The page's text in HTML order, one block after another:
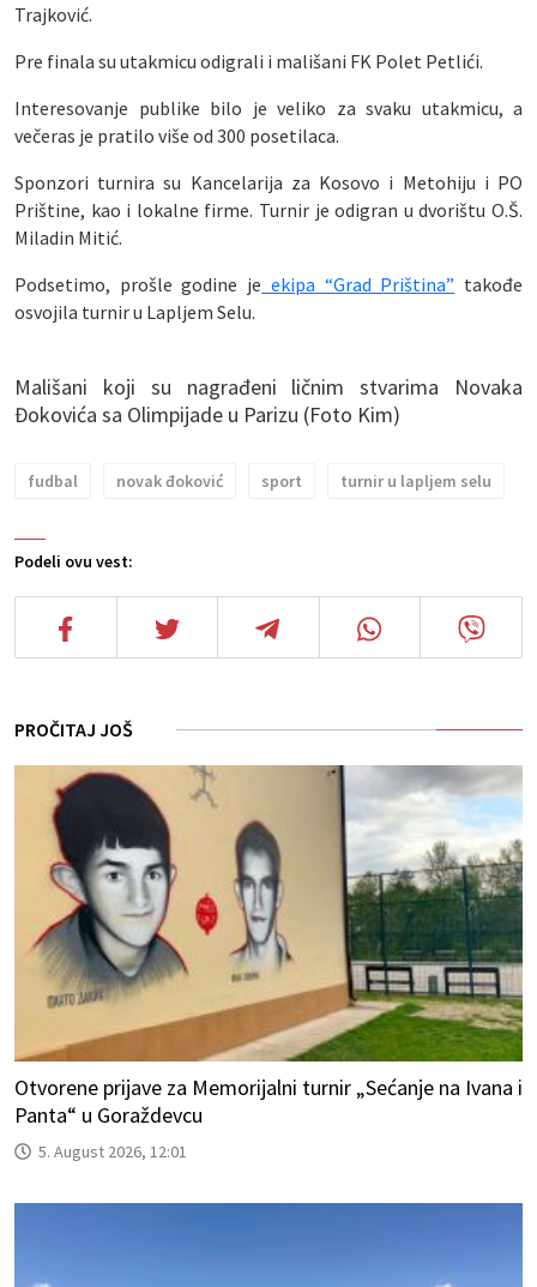
Podeli ovu vest:
Trajković.
Pre finala su utakmicu odigrali i mališani FK Polet Petlići.
Interesovanje publike bilo je veliko za svaku utakmicu, a
večeras je pratilo više od 300 posetilaca.
Sponzori turnira su Kancelarija za Kosovo i Metohiju i PO
Prištine, kao i lokalne firme. Turnir je odigran u dvorištu O.Š.
Miladin Mitić.
Podsetimo, prošle godine je ekipa “Grad Priština” takođe
osvojila turnir u Lapljem Selu.
Mališani koji su nagrađeni ličnim stvarima Novaka
Đokovića sa Olimpijade u Parizu (Foto Kim)
fudbal novak đoković sport turnir u lapljem selu
PROČITAJ JOŠ
Otvorene prijave za Memorijalni turnir „Sećanje na Ivana i
Panta“ u Goraždevcu
5. August 2026, 12:01